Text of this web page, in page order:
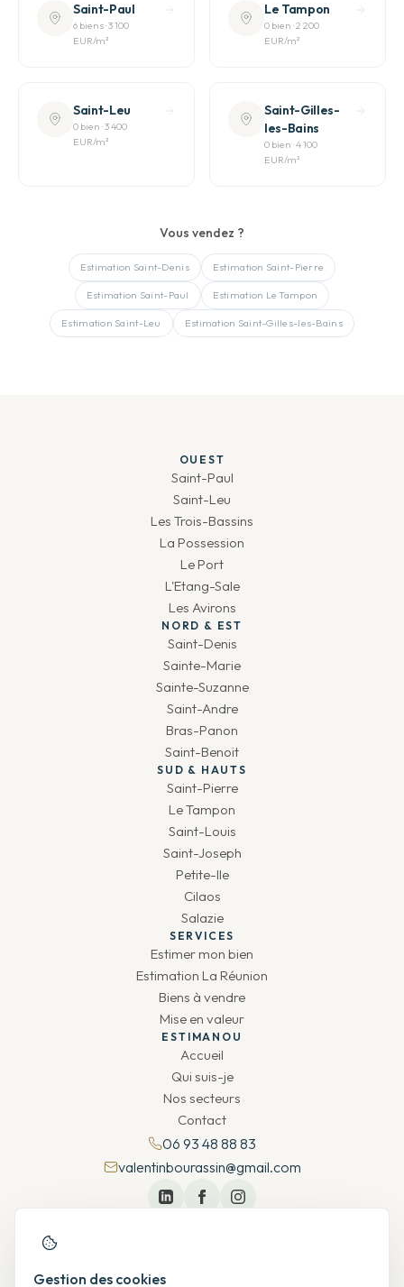
Saint-Paul
6 biens·3 100
EUR/m²
Le Tampon
0 bien ·2 200
EUR/m²
Saint-Leu
0 bien ·3 400
EUR/m²
Saint-Gilles-
les-Bains
0 bien ·4 100
EUR/m²
Vous vendez ?
Estimation Saint-Denis Estimation Saint-Pierre
Estimation Saint-Paul Estimation Le Tampon
Estimation Saint-Leu Estimation Saint-Gilles-les-Bains
OUEST
Saint-Paul
Saint-Leu
Les Trois-Bassins
La Possession
Le Port
L'Etang-Sale
Les Avirons
NORD & EST
Saint-Denis
Sainte-Marie
Sainte-Suzanne
Saint-Andre
Bras-Panon
Saint-Benoit
SUD & HAUTS
Saint-Pierre
Le Tampon
Saint-Louis
Saint-Joseph
Petite-Ile
Cilaos
Salazie
SERVICES
Estimer mon bien
Estimation La Réunion
Biens à vendre
Mise en valeur
ESTIMANOU
Accueil
Qui suis-je
Nos secteurs
Contact
06 93 48 88 83
valentinbourassin@gmail.com
Gestion des cookies